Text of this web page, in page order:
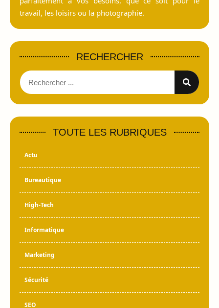
travail, les loisirs ou la photographie.
RECHERCHER
TOUTE LES RUBRIQUES
Actu
Bureautique
High-Tech
Informatique
Marketing
Sécurité
SEO